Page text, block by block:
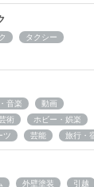
タクシー
音楽
動画
術
ホビー・娯楽
ツ
芸能 旅行・
外壁塗装 引越